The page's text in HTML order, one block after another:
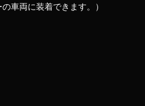
車両に装着できます。）